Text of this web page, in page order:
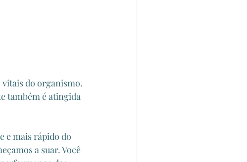
vitais do organismo.
também é atingida
e mais rápido do
a suar. Você